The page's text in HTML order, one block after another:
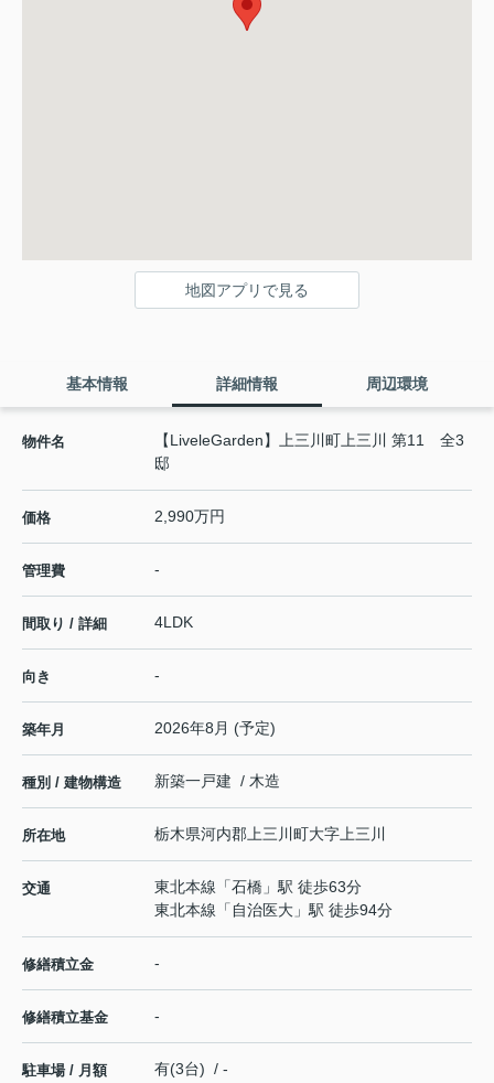
地図アプリで見る
基本情報 詳細情報 周辺環境
物件名
【LiveleGarden】上三川町上三川 第11 全3
邸
価格 2,990万円
管理費 -
間取り / 詳細 4LDK
向き -
築年月 2026年8月 (予定)
種別 / 建物構造 新築一戸建 / 木造
所在地 栃木県河内郡上三川町大字上三川
交通 東北本線 「石橋 」駅 徒歩63分
東北本線 「 自治医大 」駅 徒歩94分
修繕積立金 -
修繕積立基金 -
駐車場 / 月額 有(3台) / -